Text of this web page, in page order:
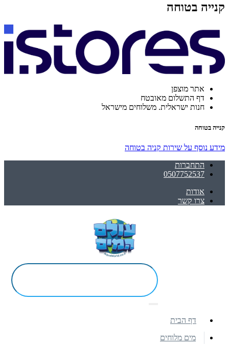
קנייה בטוחה
אתר מוצפן
דף התשלום מאובטח
חנות ישראלית. משלוחים מישראל
קנייה בטוחה
מידע נוסף על שירות קניה בטוחה
התחברות
0507752537
אודות
צרו קשר
דף הבית
מים מלוחים